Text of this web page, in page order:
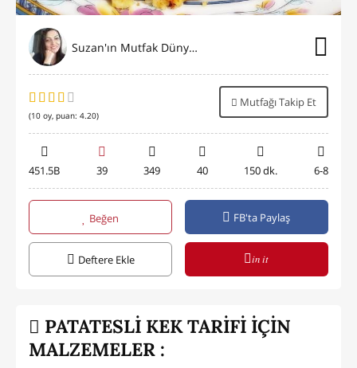
Suzan'ın Mutfak Dünyası
(10 oy, puan: 4.20)
Mutfağı Takip Et
451.5B 39 349 40 150 dk. 6-8
Beğen FB'ta Paylaş
Deftere Ekle in it
PATATESLİ KEK TARİFİ İÇİN
MALZEMELER :